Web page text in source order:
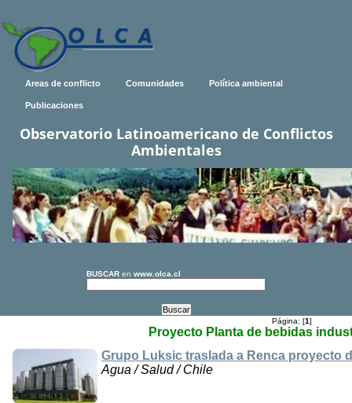
Areas de conflicto Comunidades Política ambiental
Publicaciones
Observatorio Latinoamericano de Conflictos
Ambientales
BUSCAR en www.olca.cl
Página: [1]
Proyecto Planta de bebidas
Grupo Luksic traslada a Renca proyecto
Agua / Salud / Chile